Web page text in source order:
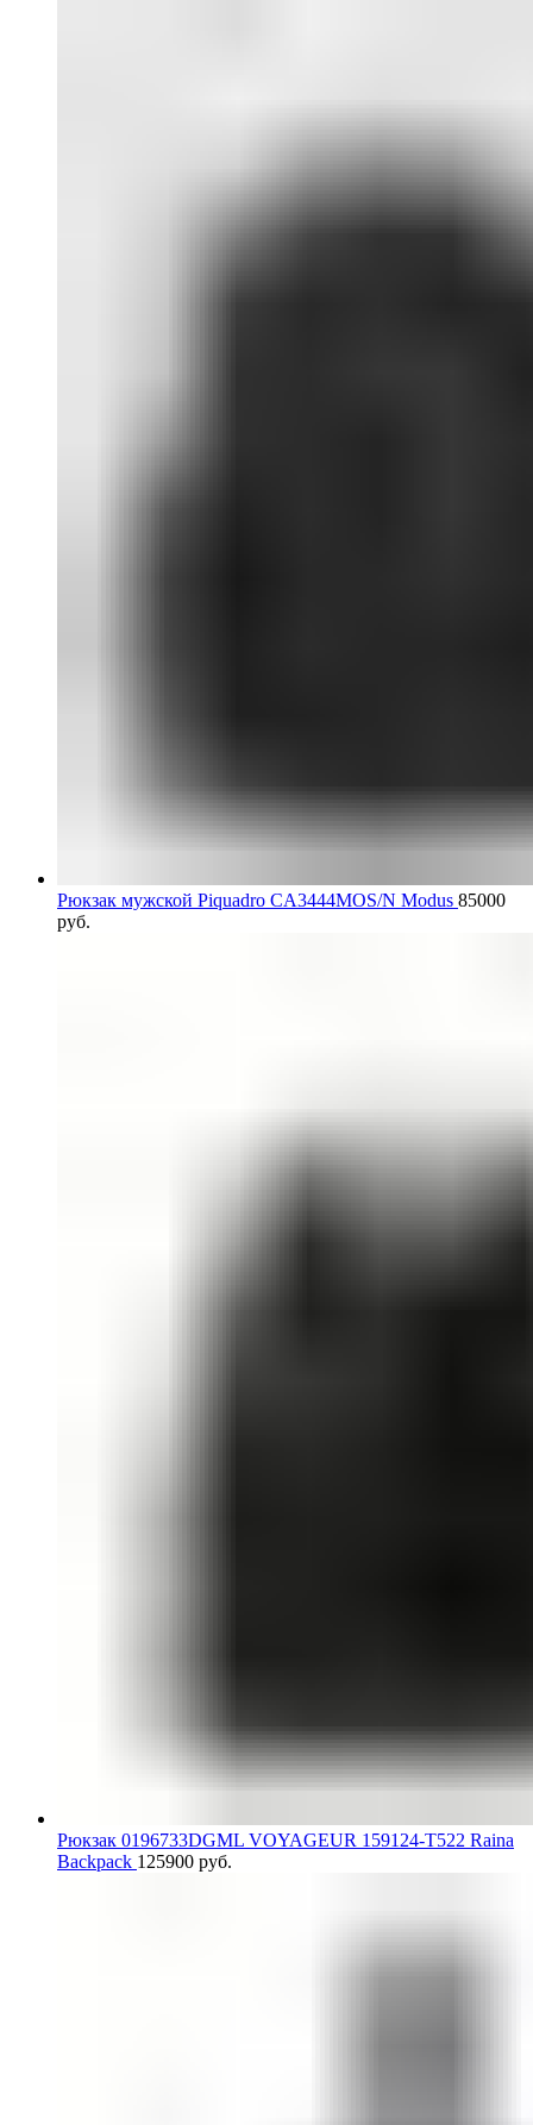
Рюкзак мужской Piquadro CA3444MOS/N Modus 85000
руб.
Рюкзак 0196733DGML VOYAGEUR 159124-T522 Raina
Backpack 125900 руб.